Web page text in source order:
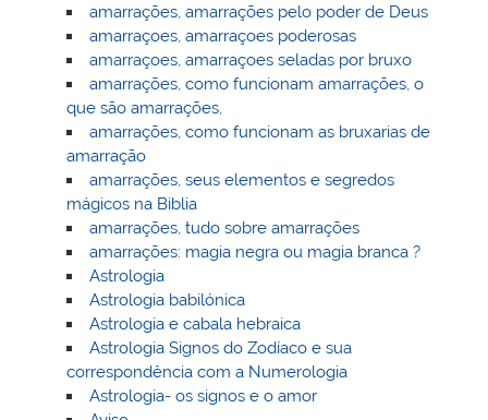
amarrações, amarrações pelo poder de Deus
amarraçoes, amarraçoes poderosas
amarraçoes, amarraçoes seladas por bruxo
amarrações, como funcionam amarrações, o
que são amarrações,
amarrações, como funcionam as bruxarias de
amarração
amarrações, seus elementos e segredos
mágicos na Biblia
amarrações, tudo sobre amarrações
amarrações: magia negra ou magia branca ?
Astrologia
Astrologia babilónica
Astrologia e cabala hebraica
Astrologia Signos do Zodíaco e sua
correspondência com a Numerologia
Astrologia- os signos e o amor